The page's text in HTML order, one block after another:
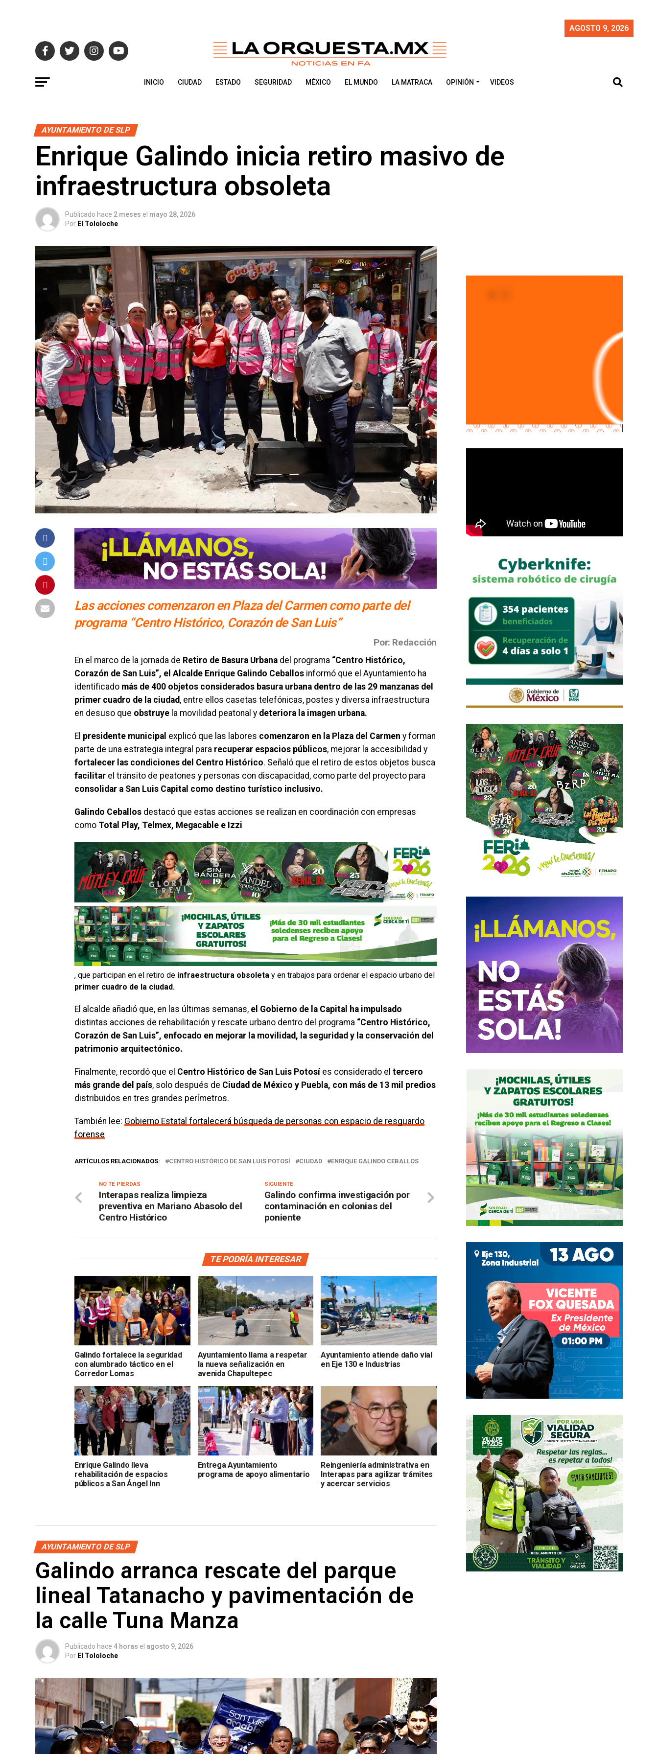
AGOSTO 9, 2026
INICIO CIUDAD ESTADO SEGURIDAD MÉXICO EL MUNDO LA MATRACA OPINIÓN VIDEOS
AYUNTAMIENTO DE SLP
Enrique Galindo inicia retiro masivo de
infraestructura obsoleta
Publicado hace 2 meses el mayo 28, 2026
Por El Tololoche
Las acciones comenzaron en Plaza del Carmen como parte del
programa “Centro Histórico, Corazón de San Luis”
Por: Redacción
En el marco de la jornada de Retiro de Basura Urbana del programa “Centro Histórico,
Corazón de San Luis”, el Alcalde Enrique Galindo Ceballos informó que el Ayuntamiento ha
identificado más de 400 objetos considerados basura urbana dentro de las 29 manzanas del
primer cuadro de la ciudad, entre ellos casetas telefónicas, postes y diversa infraestructura
en desuso que obstruye la movilidad peatonal y deteriora la imagen urbana.
El presidente municipal explicó que las labores comenzaron en la Plaza del Carmen y forman
parte de una estrategia integral para recuperar espacios públicos, mejorar la accesibilidad y
fortalecer las condiciones del Centro Histórico. Señaló que el retiro de estos objetos busca
facilitar el tránsito de peatones y personas con discapacidad, como parte del proyecto para
consolidar a San Luis Capital como destino turístico inclusivo.
Galindo Ceballos destacó que estas acciones se realizan en coordinación con empresas
como Total Play, Telmex, Megacable e Izzi
, que participan en el retiro de infraestructura obsoleta y en trabajos para ordenar el espacio urbano del
primer cuadro de la ciudad.
El alcalde añadió que, en las últimas semanas, el Gobierno de la Capital ha impulsado
distintas acciones de rehabilitación y rescate urbano dentro del programa “Centro Histórico,
Corazón de San Luis”, enfocado en mejorar la movilidad, la seguridad y la conservación del
patrimonio arquitectónico.
Finalmente, recordó que el Centro Histórico de San Luis Potosíes considerado el tercero
más grande del país, solo después de Ciudad de México y Puebla, con más de 13 mil predios
distribuidos en tres grandes perímetros.
También lee: Gobierno Estatal fortalecerá búsqueda de personas con espacio de resguardo
forense
ARTÍCULOS RELACIONADOS: CENTRO HISTÓRICO DE SAN LUIS POTOSÍ CIUDAD ENRIQUE GALINDO CEBALLOS
SIGUIENTE
Galindo confirma investigación por
contaminación en colonias del
poniente
NO TE PIERDAS
Interapas realiza limpieza
preventiva en Mariano Abasolo del
Centro Histórico
TE PODRÍA INTERESAR
Galindo fortalece la seguridad
con alumbrado táctico en el
Corredor Lomas
Ayuntamiento llama a respetar
la nueva señalización en
avenida Chapultepec
Ayuntamiento atiende daño vial
en Eje 130 e Industrias
Enrique Galindo lleva
rehabilitación de espacios
públicos a San Ángel Inn
Entrega Ayuntamiento
programa de apoyo alimentario
Reingeniería administrativa en
Interapas para agilizar trámites
y acercar servicios
AYUNTAMIENTO DE SLP
Galindo arranca rescate del parque
lineal Tatanacho y pavimentación de
la calle Tuna Manza
Publicado hace 4 horas el agosto 9, 2026
Por El Tololoche